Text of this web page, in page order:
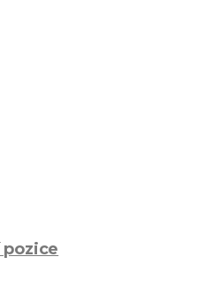
pozice